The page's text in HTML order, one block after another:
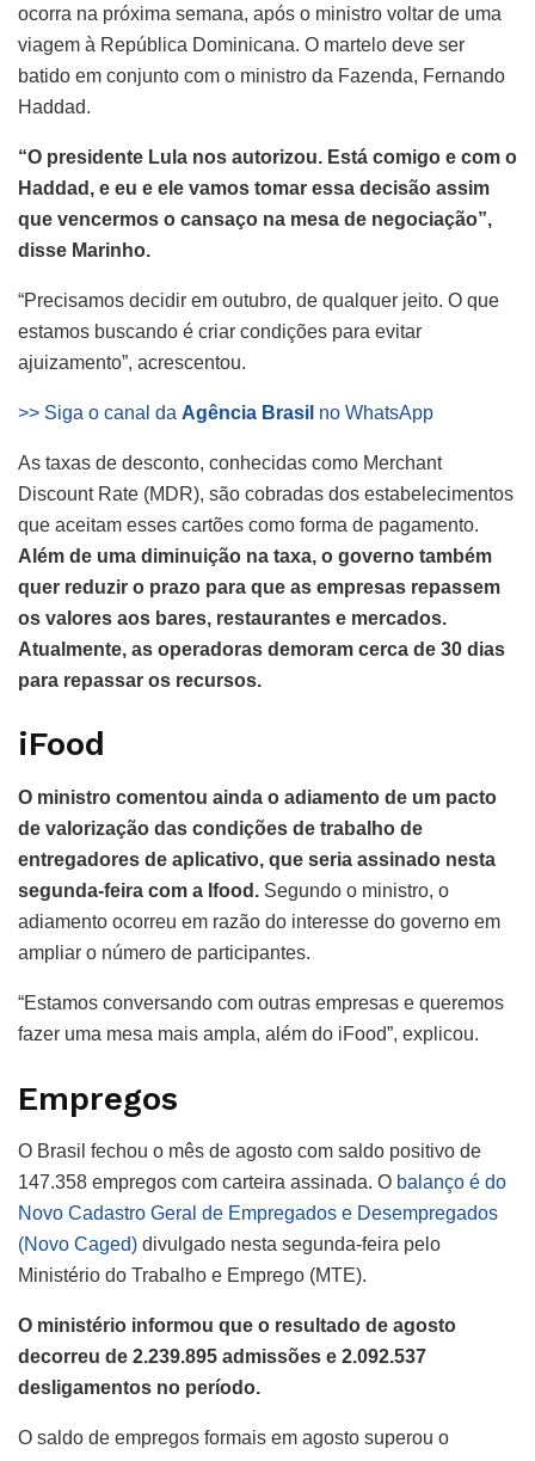
ocorra na próxima semana, após o ministro voltar de uma
viagem à República Dominicana. O martelo deve ser
batido em conjunto com o ministro da Fazenda, Fernando
Haddad.
“O presidente Lula nos autorizou. Está comigo e com o
Haddad, e eu e ele vamos tomar essa decisão assim
que vencermos o cansaço na mesa de negociação”,
disse Marinho.
“Precisamos decidir em outubro, de qualquer jeito. O que
estamos buscando é criar condições para evitar
ajuizamento”, acrescentou.
>> Siga o canal da Agência Brasil no WhatsApp
As taxas de desconto, conhecidas como Merchant
Discount Rate (MDR), são cobradas dos estabelecimentos
que aceitam esses cartões como forma de pagamento.
Além de uma diminuição na taxa, o governo também
quer reduzir o prazo para que as empresas repassem
os valores aos bares, restaurantes e mercados.
Atualmente, as operadoras demoram cerca de 30 dias
para repassar os recursos.
iFood
O ministro comentou ainda o adiamento de um pacto
de valorização das condições de trabalho de
entregadores de aplicativo, que seria assinado nesta
segunda-feira com a Ifood. Segundo o ministro, o
adiamento ocorreu em razão do interesse do governo em
ampliar o número de participantes.
“Estamos conversando com outras empresas e queremos
fazer uma mesa mais ampla, além do iFood”, explicou.
Empregos
O Brasil fechou o mês de agosto com saldo positivo de
147.358 empregos com carteira assinada. O balanço é do
Novo Cadastro Geral de Empregados e Desempregados
(Novo Caged) divulgado nesta segunda-feira pelo
Ministério do Trabalho e Emprego (MTE).
O ministério informou que o resultado de agosto
decorreu de 2.239.895 admissões e 2.092.537
desligamentos no período.
O saldo de empregos formais em agosto superou o